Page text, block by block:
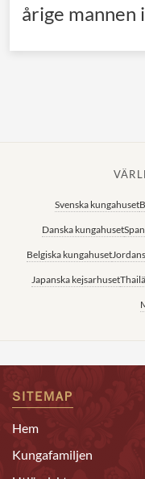
årige mannen
Svenska kungahuset
Danska kungahuset
Belgiska kungahuset
Japanska kejsarhuset
SITEMAP
Hem
Kungafamiljen